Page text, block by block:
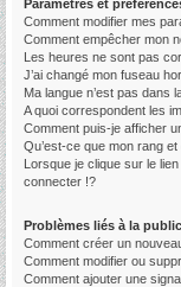
Paramètres et
Comment modifier mes
Comment empêcher mon
Les heures ne sont pas
J’ai changé mon fuseau
Ma langue n’est pas dans
A quoi correspondent les
Comment puis-je afficher
Qu’est-ce que mon rang
Lorsque je clique sur le lien
connecter !?
Problèmes liés à la
Comment créer un
Comment modifier ou
Comment ajouter une